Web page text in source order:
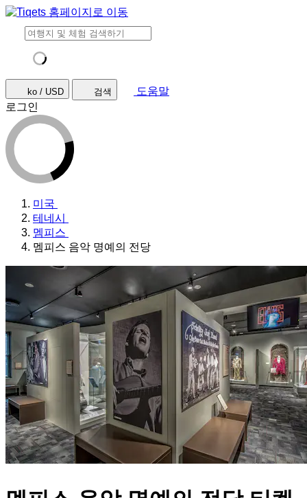
ko / USD 검색
도움말
로그인
미국
테네시
멤피스
멤피스 음악 명예의 전당